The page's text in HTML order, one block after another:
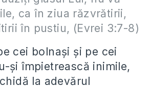
ca în ziua răzvrătirii,
în pustiu, (Evrei 3:7-8)
cei bolnași și pe cei
și împietrească inimile,
la adevărul